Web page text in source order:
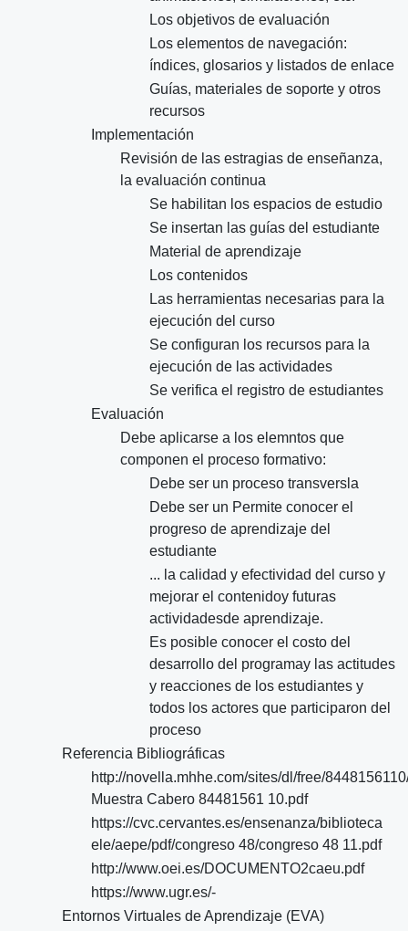
Los objetivos de evaluación
Los elementos de navegación:
índices, glosarios y listados de enlace
Guías, materiales de soporte y otros
recursos
Implementación
Revisión de las estragias de enseñanza,
la evaluación continua
Se habilitan los espacios de estudio
Se insertan las guías del estudiante
Material de aprendizaje
Los contenidos
Las herramientas necesarias para la
ejecución del curso
Se configuran los recursos para la
ejecución de las actividades
Se verifica el registro de estudiantes
Evaluación
Debe aplicarse a los elemntos que
componen el proceso formativo:
Debe ser un proceso transversla
Debe ser un Permite conocer el
progreso de aprendizaje del
estudiante
... la calidad y efectividad del curso y
mejorar el contenidoy futuras
actividadesde aprendizaje.
Es posible conocer el costo del
desarrollo del programay las actitudes
y reacciones de los estudiantes y
todos los actores que participaron del
proceso
Referencia Bibliográficas
http://novella.mhhe.com/sites/dl/free/
Muestra Cabero 84481561 10.pdf
https://cvc.cervantes.es/ensenanza/biblioteca
ele/aepe/pdf/congreso 48/congreso 48 11.pdf
http://www.oei.es/DOCUMENTO2caeu.pdf
https://www.ugr.es/-
Entornos Virtuales de Aprendizaje (EVA)